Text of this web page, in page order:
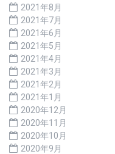
2021年8月
2021年7月
2021年6月
2021年5月
2021年4月
2021年3月
2021年2月
2021年1月
2020年12月
2020年11月
2020年10月
2020年9月